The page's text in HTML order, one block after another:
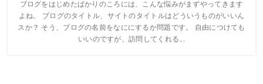
ブログをはじめたばかりのころには、こんな悩みがまずやってきます
よね。 ブログのタイトル、サイトのタイトルはどういうものがいいん
スか？ そう、ブログの名前をなににするか問題です。 自由につけても
いいのですが、訪問してくれる...